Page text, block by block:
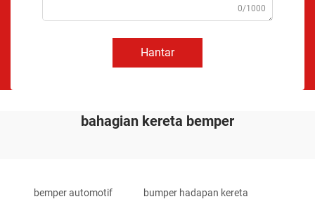
0/1000
Hantar
bahagian kereta bemper
bemper automotif bumper hadapan kereta